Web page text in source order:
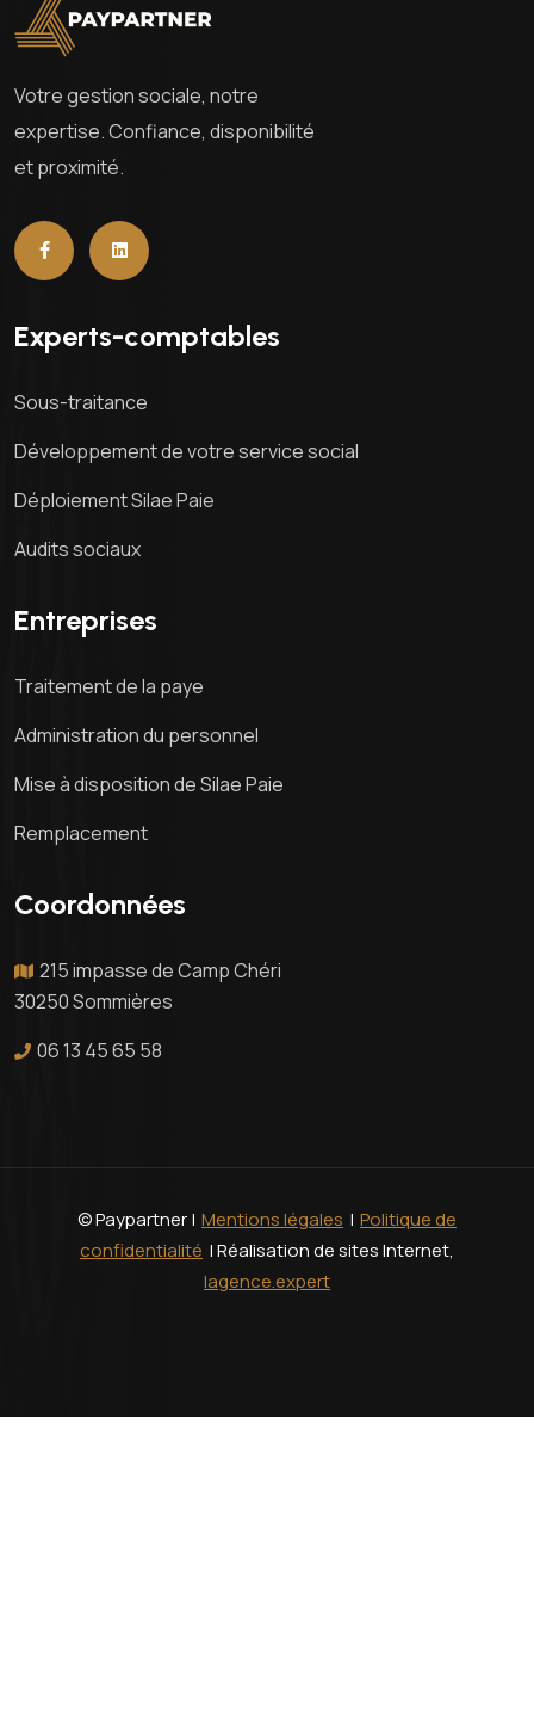
Votre gestion sociale, notre
expertise. Confiance, disponibilité
et proximité.
Experts-comptables
Sous-traitance
Développement de votre service social
Déploiement Silae Paie
Audits sociaux
Entreprises
Traitement de la paye
Administration du personnel
Mise à disposition de Silae Paie
Remplacement
Coordonnées
215 impasse de Camp Chéri
30250 Sommières
06 13 45 65 58
© Paypartner | Mentions légales | Politique de
confidentialité | Réalisation de sites Internet,
lagence.expert